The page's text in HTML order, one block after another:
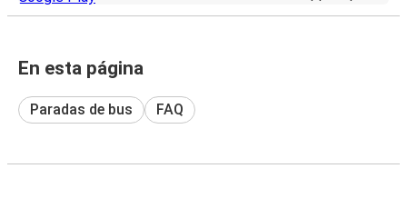
En esta página
Paradas de bus FAQ